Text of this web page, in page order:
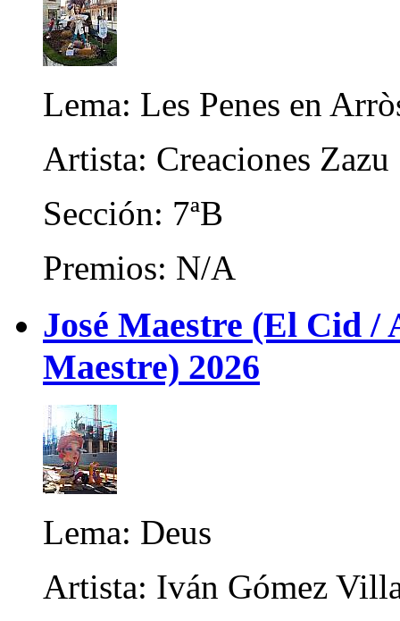
Lema: Les Penes en
Artista: Creaciones Zazu
Sección: 7ªB
Premios: N/A
José Maestre (El Cid /
Maestre) 2026
Lema: Deus
Artista: Iván Gómez